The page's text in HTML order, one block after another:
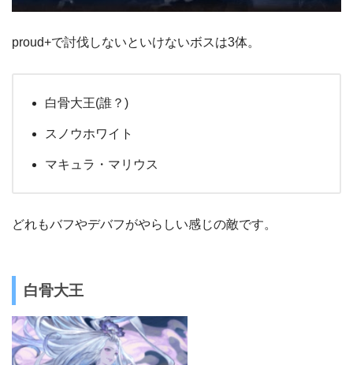
proud+で討伐しないといけないボスは3体。
白骨大王(誰？)
スノウホワイト
マキュラ・マリウス
どれもバフやデバフがやらしい感じの敵です。
白骨大王